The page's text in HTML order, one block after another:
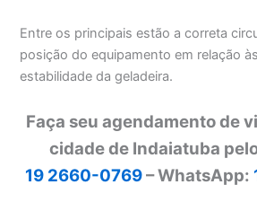
Entre os principais estão a correta
posição do equipamento em relação
estabilidade da geladeira.
Faça seu agendamento de
cidade de Indaiatuba
19 2660-0769– WhatsApp: